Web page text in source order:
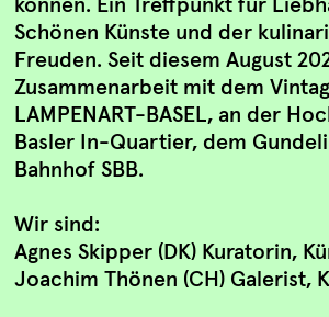
Schönen Künste und der
Freuden. Seit diesem August
Zusammenarbeit mit dem
LAMPENART-BASEL, an der
Basler In-Quartier, dem
Bahnhof SBB.
Wir sind:
Agnes Skipper (DK) Kuratorin,
Joachim Thönen (CH) Galerist,